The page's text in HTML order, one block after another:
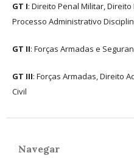
GT I: Direito Penal Militar,
Processo Administrativo
GT II: Forças Armadas e
GT III: Forças Armadas, Direito
Civil
Navegar